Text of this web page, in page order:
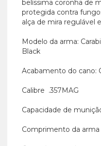
belíssima coronha de
protegida contra
alça de mira regulável
Modelo da arma:
Black
Acabamento do cano:
Calibre .357MAG
Capacidade de
Comprimento da arma